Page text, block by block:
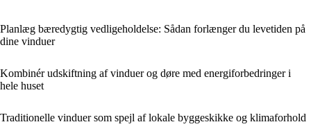
Planlæg bæredygtig vedligeholdelse: Sådan forlænger du levetiden på
dine vinduer
Kombinér udskiftning af vinduer og døre med energiforbedringer i
hele huset
Traditionelle vinduer som spejl af lokale byggeskikke og klimaforhold